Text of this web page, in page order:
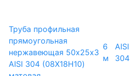
Труба профильная
прямоугольная
нержавеющая 50х25х3
AISI 304 (08Х18Н10)
6
м
AISI
304